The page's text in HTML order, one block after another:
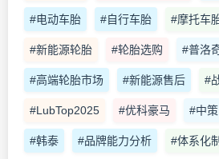
#电动车胎 #自行车胎 #摩托车
#新能源轮胎 #轮胎选购 #普洛
#高端轮胎市场 #新能源售后 #
#LubTop2025 #优科豪马 #中策
#韩泰 #品牌能力分析 #体系化